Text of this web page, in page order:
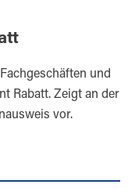
und
Rabatt. Zeigt an der
vor.